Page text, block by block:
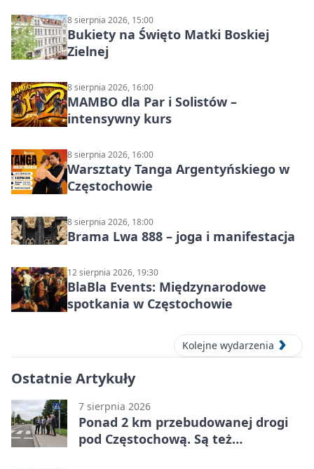
8 sierpnia 2026, 15:00
Bukiety na Święto Matki Boskiej
Zielnej
8 sierpnia 2026, 16:00
MAMBO dla Par i Solistów –
intensywny kurs
8 sierpnia 2026, 16:00
Warsztaty Tanga Argentyńskiego w
Częstochowie
8 sierpnia 2026, 18:00
Brama Lwa 888 – joga i manifestacja
12 sierpnia 2026, 19:30
BlaBla Events: Międzynarodowe
spotkania w Częstochowie
Kolejne wydarzenia
Ostatnie Artykuły
7 sierpnia 2026
Ponad 2 km przebudowanej drogi
pod Częstochową. Są też